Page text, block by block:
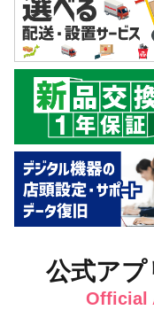
公式アプ
Official